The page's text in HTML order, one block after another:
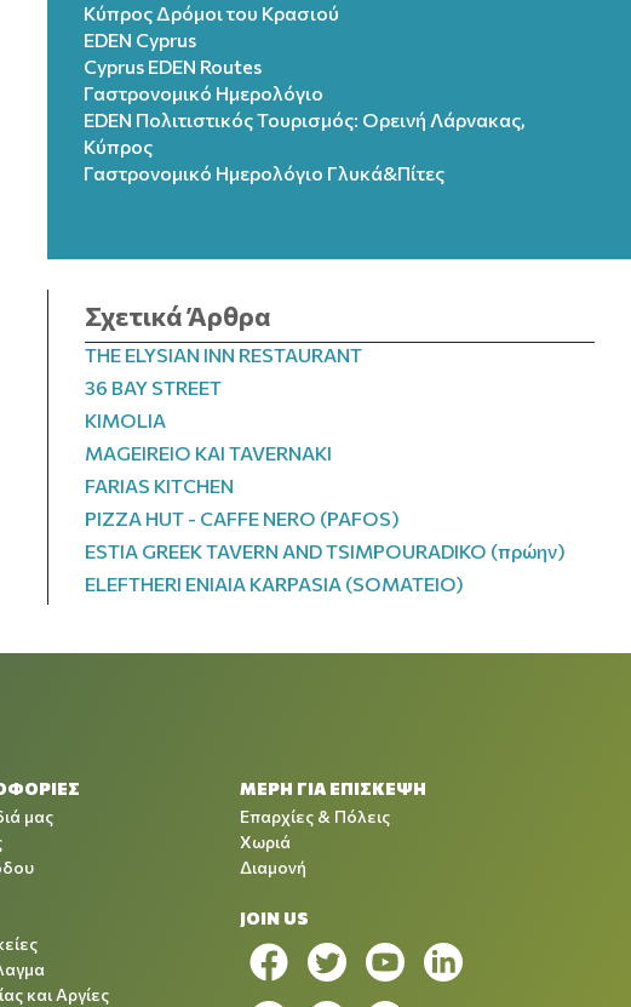
Κύπρος Δρόμοι του Κρασιού
EDEN Cyprus
Cyprus EDEN Routes
Γαστρονομικό Ημερολόγιο
EDEN Πολιτιστικός Τουρισμός: Ορεινή Λάρνακας,
Κύπρος
Γαστρονομικό Ημερολόγιo Γλυκά&Πίτες
Σχετικά Άρθρα
THE ELYSIAN INN RESTAURANT
36 BAY STREET
KIMOLIA
MAGEIREIO ΚΑΙ TAVERNAKI
FARIAS KITCHEN
PIZZA HUT - CAFFE NERO (PAFOS)
ESTIA GREEK TAVERN AND TSIMPOURADIKO (πρώην)
ELEFTHERI ENIAIA KARPASIA (SOMATEIO)
μας
και Αργίες
ΜΕΡΗ ΓΙΑ ΕΠΙΣΚΕΨΗ
Επαρχίες & Πόλεις
Χωριά
Διαμονή
JOIN US